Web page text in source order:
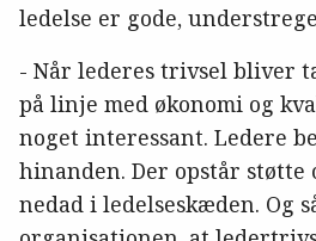
ledelse er gode,
- Når lederes trivsel bliver
på linje med økonomi og
noget interessant. Ledere
hinanden. Der opstår støtte
nedad i ledelseskæden. Og